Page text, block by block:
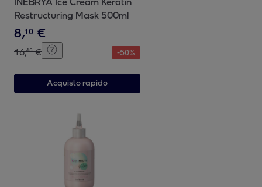
Restructuring Mask 500ml
8,10 €
16,45 € -50%
Acquisto rapido